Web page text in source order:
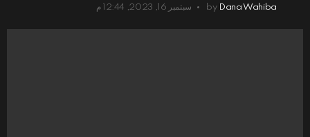
by Dana Wahiba سبتمبر 16, 2023, 12:44 م